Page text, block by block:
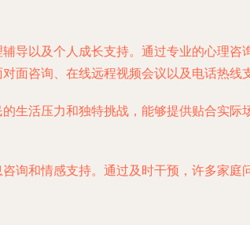
导以及个人成长支持。通过专业的心理
咨询、在线远程视频会议以及电话热线
生活压力和独特挑战，能够提供贴合实
询和情感支持。通过及时干预，许多家